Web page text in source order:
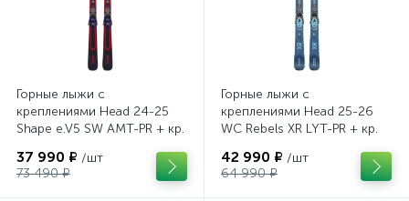
Горные лыжи с
креплениями Head 24-25
Shape e.V5 SW AMT-PR + кр.
37 990 ₽ /шт
73 490 ₽
Горные лыжи с
креплениями Head 25-26
WC Rebels XR LYT-PR + кр.
42 990 ₽ /шт
64 990 ₽